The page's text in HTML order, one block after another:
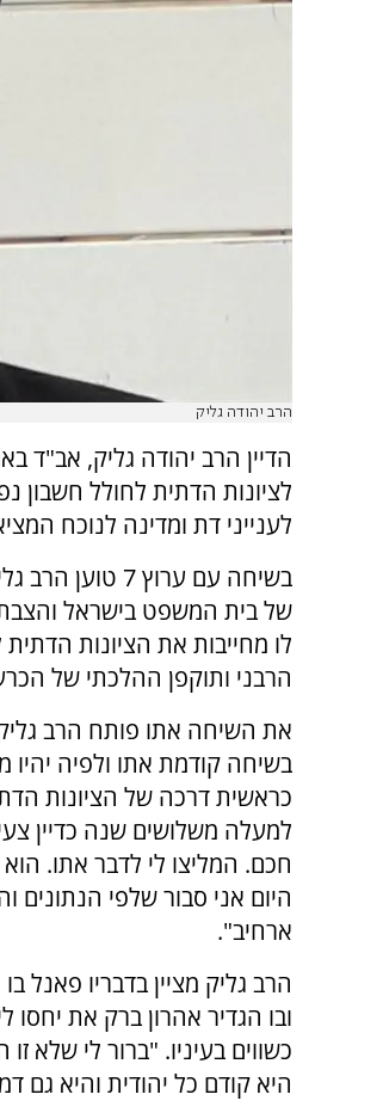
הרב יהודה גליק
הדיין הרב יהודה גליק, אב"ד
לציונות הדתית לחולל חשבון
לענייני דת ומדינה לנוכח
בשיחה עם ערוץ 7
של בית המשפט בישראל
לו מחייבות את הציונות הדתית
הרבני ותוקפן ההלכתי של
את השיחה אתו פותח הרב
בשיחה קודמת אתו ולפיה יהיו
כראשית דרכה של הציונות
למעלה משלושים שנה כדיין
חכם. המליצו לי לדבר אתו. הוא
היום אני סבור שלפי הנתונים
ארחיב".
הרב גליק מציין בדבריו פאנל
ובו הגדיר אהרון ברק את יחסו
כשווים בעיניו. "ברור לי שלא
היא קודם כל יהודית והיא גם